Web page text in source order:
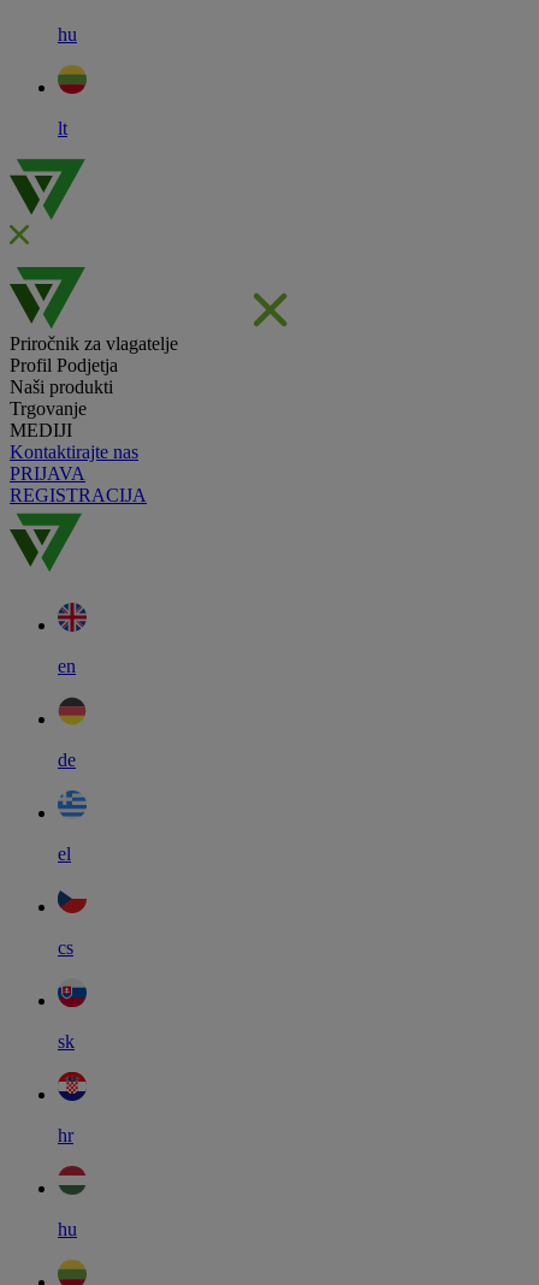
hu
lt
Priročnik za vlagatelje
Profil Podjetja
Naši produkti
Trgovanje
MEDIJI
Kontaktirajte nas
PRIJAVA
REGISTRACIJA
en
de
el
cs
sk
hr
hu